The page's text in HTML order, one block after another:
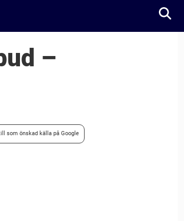
–
som önskad källa på Google